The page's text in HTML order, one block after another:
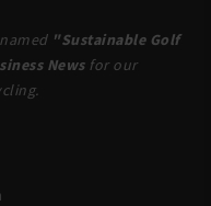
"Sustainable Golf
Newsfor our